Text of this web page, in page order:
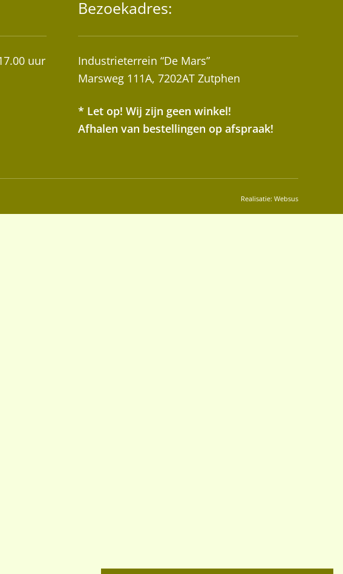
uur
Bezoekadres:
Industrieterrein “De Mars”
Marsweg 111A, 7202AT Zutphen
* Let op! Wij zijn geen winkel!
Afhalen van bestellingen op afspraak!
Realisatie:Websus